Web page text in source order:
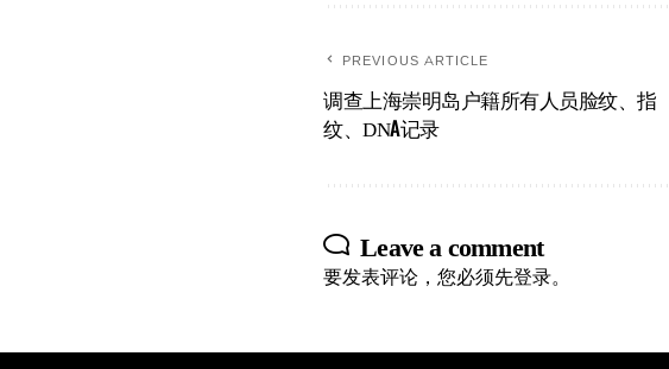
PREVIOUS ARTICLE
调查上海崇明岛户籍所有人员脸纹、指
纹、DNA记录
Leave a comment
要发表评论，您必须先登录。